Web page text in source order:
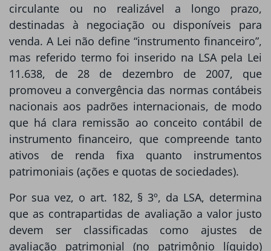
circulante ou no realizável a longo prazo,
destinadas à negociação ou disponíveis para
venda. A Lei não define “instrumento financeiro”,
mas referido termo foi inserido na LSA pela Lei
11.638, de 28 de dezembro de 2007, que
promoveu a convergência das normas contábeis
nacionais aos padrões internacionais, de modo
que há clara remissão ao conceito contábil de
instrumento financeiro, que compreende tanto
ativos de renda fixa quanto instrumentos
patrimoniais (ações e quotas de sociedades).
Por sua vez, o art. 182, § 3º, da LSA, determina
que as contrapartidas de avaliação a valor justo
devem ser classificadas como ajustes de
avaliação patrimonial (no patrimônio líquido)